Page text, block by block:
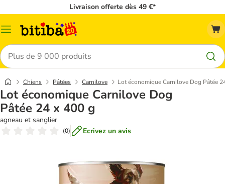
Livraison offerte dès 49 €*
Menu
Rechercher
Chiens Pâtées Carnilove Lot économique Carnilove Dog Pâtée
Lot économique Carnilove Dog
Pâtée 24 x 400 g
agneau et sanglier
(0) Ecrivez un avis